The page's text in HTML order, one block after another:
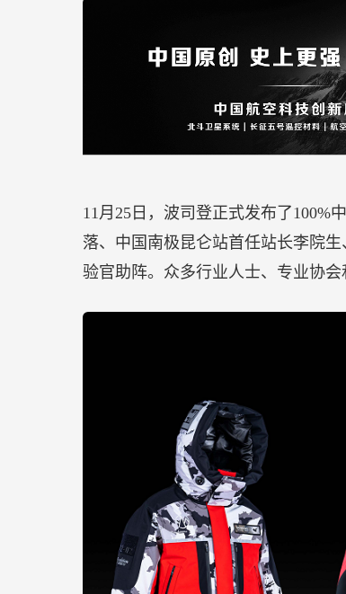
身型特点的版型，重量减轻20%、
特劳特（定位理论之父）：只要在
邓德隆（特劳特全球总裁）：新品
造品牌的第一步是要明确品牌的定
着，企业自身就是一个自媒体，例
片等等，这些实质都是企业原本就
好这些现有资源，小传播同样也可
定位组织动态
【长城汽车欧洲总部在德国慕尼黑正